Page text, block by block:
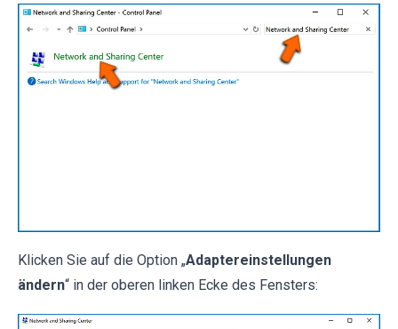
Klicken Sie auf die Option „Adaptereinstellungen
ändern“ in der oberen linken Ecke des Fensters: